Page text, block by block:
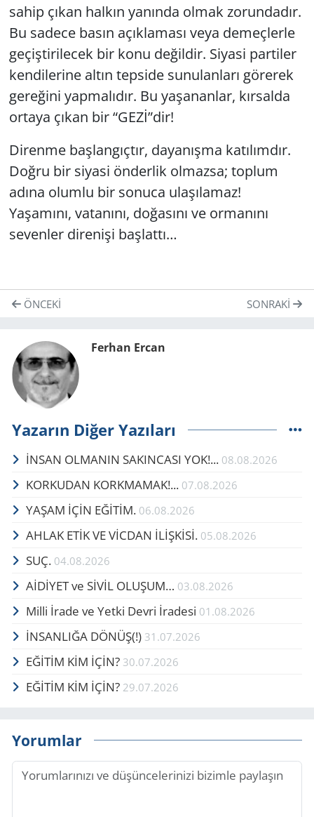
sahip çıkan halkın yanında olmak zorundadır.
Bu sadece basın açıklaması veya demeçlerle
geçiştirilecek bir konu değildir. Siyasi partiler
kendilerine altın tepside sunulanları görerek
gereğini yapmalıdır. Bu yaşananlar, kırsalda
ortaya çıkan bir “GEZİ”dir!
Direnme başlangıçtır, dayanışma katılımdır.
Doğru bir siyasi önderlik olmazsa; toplum
adına olumlu bir sonuca ulaşılamaz!
Yaşamını, vatanını, doğasını ve ormanını
sevenler direnişi başlattı…
ÖNCEKI SONRAKI
Ferhan Ercan
Yazarın Diğer Yazıları
İNSAN OLMANIN SAKINCASI YOK!... 08.08.2026
KORKUDAN KORKMAMAK!... 07.08.2026
YAŞAM İÇİN EĞİTİM. 06.08.2026
AHLAK ETİK VE VİCDAN İLİŞKİSİ. 05.08.2026
SUÇ. 04.08.2026
AİDİYET ve SİVİL OLUŞUM… 03.08.2026
Milli İrade ve Yetki Devri İradesi 01.08.2026
İNSANLIĞA DÖNÜŞ(!) 31.07.2026
EĞİTİM KİM İÇİN? 30.07.2026
EĞİTİM KİM İÇİN? 29.07.2026
Yorumlar